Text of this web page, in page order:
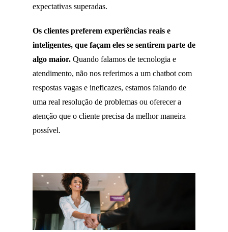
expectativas superadas.
Os clientes preferem experiências reais e
inteligentes, que façam eles se sentirem parte de
algo maior. Quando falamos de tecnologia e
atendimento, não nos referimos a um chatbot com
respostas vagas e ineficazes, estamos falando de
uma real resolução de problemas ou oferecer a
atenção que o cliente precisa da melhor maneira
possível.